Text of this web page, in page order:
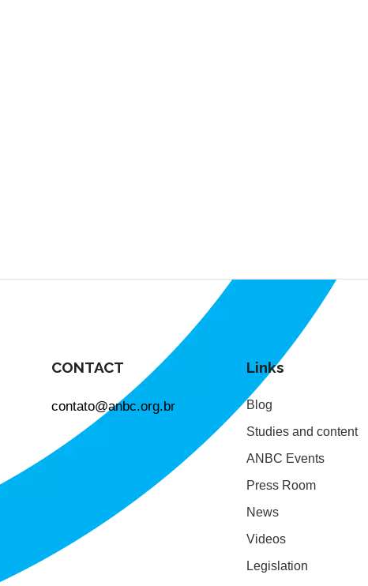
CONTACT
contato@anbc.org.br
Links
Blog
Studies and content
ANBC Events
Press Room
News
Videos
Legislation